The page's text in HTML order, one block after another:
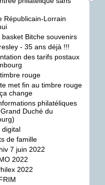
Républicain-Lorrain
basket Bitche souvenirs
- 35 ans déjà !!!
des tarifs postaux
rouge
met fin au timbre rouge
change
philatéliques
Duché du
digital
de famille
7 juin 2022
2022
2022